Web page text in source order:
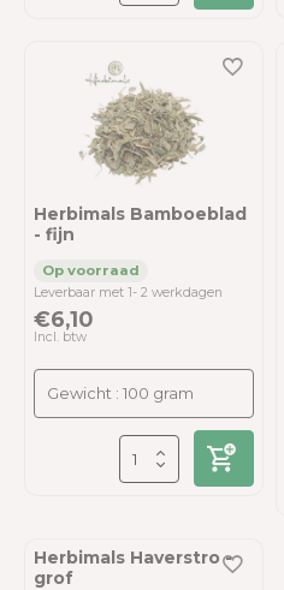
Herbimals Bamboeblad
- fijn
Leverbaar met 1- 2 werkdagen
€6,10
Incl. btw
Herbimals Haverstro -
grof